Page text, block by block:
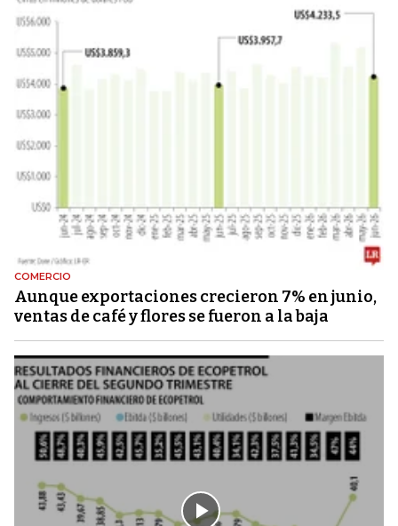
COMERCIO
Aunque exportaciones crecieron 7% en junio,
ventas de café y flores se fueron a la baja